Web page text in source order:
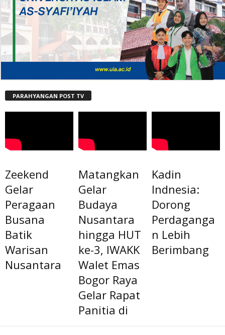
PARAHYANGAN POST TV
Zeekend
Gelar
Peragaan
Busana
Batik
Warisan
Nusantara
Matangkan
Gelar
Budaya
Nusantara
hingga HUT
ke-3, IWAKK
Walet Emas
Bogor Raya
Gelar Rapat
Panitia di
Kadin
Indnesia:
Dorong
Perdaganga
n Lebih
Berimbang